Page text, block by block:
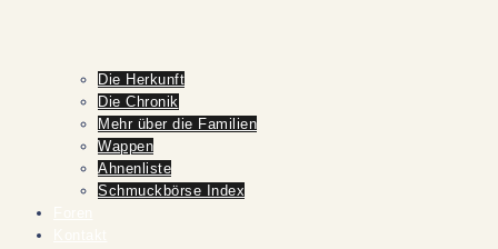
Die Herkunft
Die Chronik
Mehr über die Familien
Wappen
Ahnenliste
Schmuckbörse Index